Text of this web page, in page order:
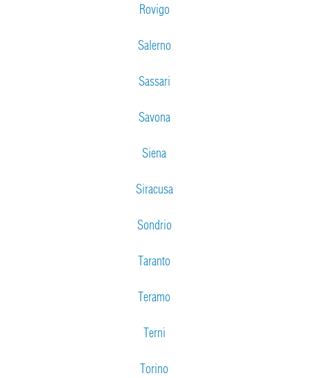
Rovigo
Salerno
Sassari
Savona
Siena
Siracusa
Sondrio
Taranto
Teramo
Terni
Torino